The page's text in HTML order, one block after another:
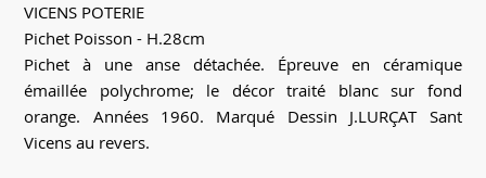
VICENS POTERIE
Pichet Poisson - H.28cm
Pichet à une anse détachée. Épreuve en céramique
émaillée polychrome; le décor traité blanc sur fond
orange. Années 1960. Marqué Dessin J.LURÇAT Sant
Vicens au revers.